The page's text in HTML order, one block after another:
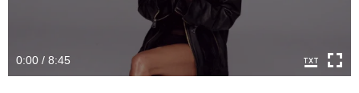
0:00 / 8:45